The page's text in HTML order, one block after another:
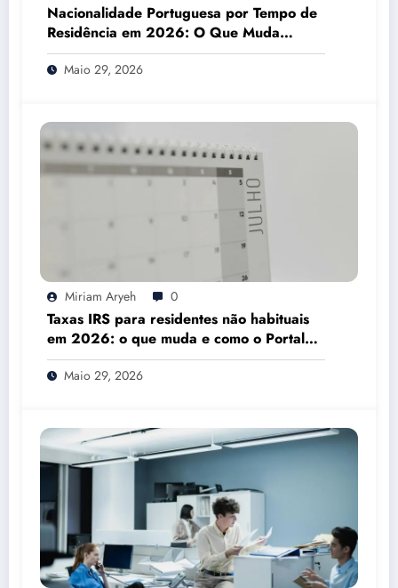
Nacionalidade Portuguesa por Tempo de
Residência em 2026: O Que Muda
Mesmo
Maio 29, 2026
Miriam Aryeh 0
Taxas IRS para residentes não habituais
em 2026: o que muda e como o Portal
das Finanças pode ajudar
Maio 29, 2026